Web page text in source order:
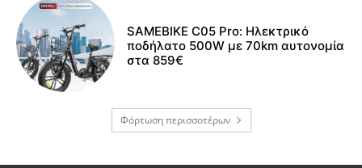
SAMEBIKE C05 Pro: Ηλεκτρικό
ποδήλατο 500W με 70km αυτονομία
στα 859€
Φόρτωση περισσοτέρων